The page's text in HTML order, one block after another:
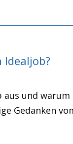
und
Gedanken